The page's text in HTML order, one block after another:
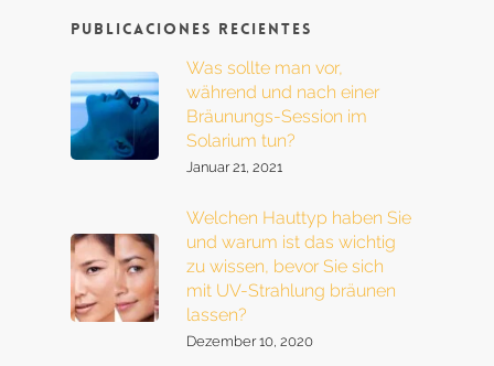
Publicaciones recientes
Was sollte man vor,
während und nach einer
Bräunungs-Session im
Solarium tun?
Januar 21, 2021
Welchen Hauttyp haben Sie
und warum ist das wichtig
zu wissen, bevor Sie sich
mit UV-Strahlung bräunen
lassen?
Dezember 10, 2020